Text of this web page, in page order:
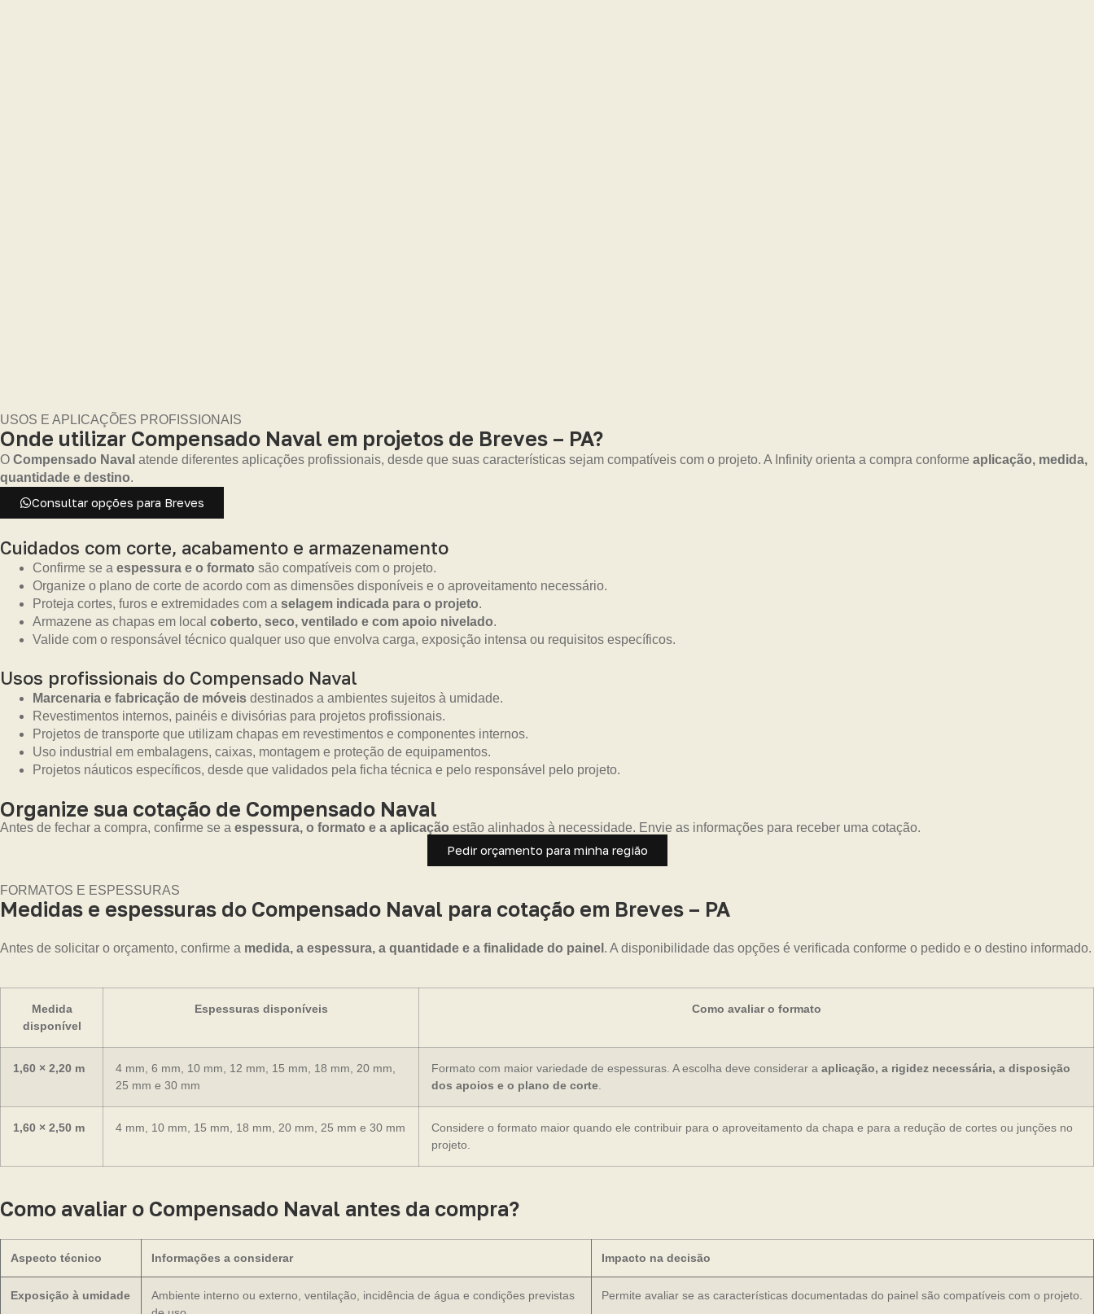
USOS E APLICAÇÕES PROFISSIONAIS
Onde utilizar Compensado Naval em projetos de Breves – PA?
O Compensado Naval atende diferentes aplicações profissionais, desde que suas características sejam compatíveis com o projeto. A Infinity orienta a compra conforme aplicação, medida,
quantidade e destino.
Consultar opções para Breves
Cuidados com corte, acabamento e armazenamento
Confirme se a espessura e o formato são compatíveis com o projeto.
Organize o plano de corte de acordo com as dimensões disponíveis e o aproveitamento necessário.
Proteja cortes, furos e extremidades com a selagem indicada para o projeto.
Armazene as chapas em local coberto, seco, ventilado e com apoio nivelado.
Valide com o responsável técnico qualquer uso que envolva carga, exposição intensa ou requisitos específicos.
Usos profissionais do Compensado Naval
Marcenaria e fabricação de móveis destinados a ambientes sujeitos à umidade.
Revestimentos internos, painéis e divisórias para projetos profissionais.
Projetos de transporte que utilizam chapas em revestimentos e componentes internos.
Uso industrial em embalagens, caixas, montagem e proteção de equipamentos.
Projetos náuticos específicos, desde que validados pela ficha técnica e pelo responsável pelo projeto.
Organize sua cotação de Compensado Naval
Antes de fechar a compra, confirme se a espessura, o formato e a aplicação estão alinhados à necessidade. Envie as informações para receber uma cotação.
Pedir orçamento para minha região
FORMATOS E ESPESSURAS
Medidas e espessuras do Compensado Naval para cotação em Breves – PA
Antes de solicitar o orçamento, confirme a medida, a espessura, a quantidade e a finalidade do painel . A disponibilidade das opções é verificada conforme o pedido e o destino informado.
Medida
disponível
Espessuras disponíveis Como avaliar o formato
1,60 × 2,20 m
4 mm, 6 mm, 10 mm, 12 mm, 15 mm, 18 mm, 20 mm,
25 mm e 30 mm
Formato com maior variedade de espessuras. A escolha deve considerar a aplicação, a rigidez necessária, a disposição
dos apoios e o plano de corte
1,60 × 2,50 m 4 mm, 10 mm, 15 mm, 18 mm, 20 mm, 25 mm e 30 mm
Considere o formato maior quando ele contribuir para o aproveitamento da chapa e para a redução de cortes ou junções no
projeto.
Como avaliar o Compensado Naval antes da compra?
Aspecto técnico Informações a considerar Impacto na decisão
Exposição à umidade
Ambiente interno ou externo, ventilação, incidência de água e condições previstas
Permite avaliar se as características documentadas do painel são compatíveis com o projeto.